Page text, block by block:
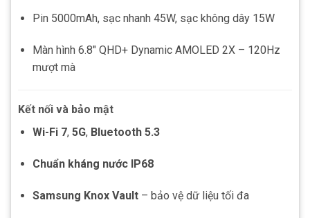
Pin 5000mAh, sạc nhanh 45W, sạc không dây 15W
Màn hình 6.8″ QHD+ Dynamic AMOLED 2X – 120Hz
mượt mà
Kết nối và bảo mật
Wi-Fi 7, 5G, Bluetooth 5.3
Chuẩn kháng nước IP68
Samsung Knox Vault– bảo vệ dữ liệu tối đa